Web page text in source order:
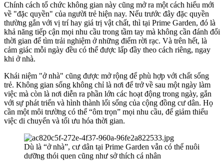
Chính cách tổ chức không gian này cũng mở ra một cách hiểu mới
về "đặc quyền" của người trẻ hiện nay. Nếu trước đây đặc quyền
thường gắn với vị trí hay giá trị vật chất, thì tại Prime Garden, đó là
khả năng tiếp cận mọi nhu cầu trong tầm tay mà không cần đánh đổi
thời gian để tìm trải nghiệm ở những điểm rời rạc. Và trên hết, là
cảm giác mỗi ngày đều có thể được lấp đầy theo cách riêng, ngay
khi ở nhà.
Khái niệm "ở nhà" cũng được mở rộng để phù hợp với chất sống
trẻ. Không gian sống không chỉ là nơi để trở về sau một ngày làm
việc mà còn là nơi diễn ra phần lớn các hoạt động trong ngày, gắn
với sự phát triển và hình thành lối sống của cộng đồng cư dân. Họ
cần một môi trường có thể “ôm trọn” mọi nhu cầu, để giảm thiểu
việc di chuyển và tối ưu hóa thời gian.
Dù là “ở nhà”, cư dân tại Prime Garden vẫn có thể nuôi
dưỡng thói quen cũng như sở thích cá nhân